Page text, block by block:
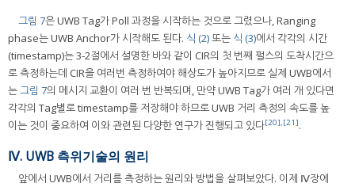
그림 7은 UWB Tag가 Poll 과정을 시작하는 것으로 그렸으나, Ranging
phase는 UWB Anchor가 시작해도 된다. 식 (2)또는 식 (3)에서 각각의 시간
(timestamp)는 3-2절에서 설명한 바와 같이 CIR의 첫 번째 펄스의 도착시간으
로 측정하는데 CIR을 여러번 측정하여야 해상도가 높아지므로 실제 UWB에서
는그림 7의 메시지 교환이 여러 번 반복되며, 만약 UWB Tag가 여러 개 있다면
각각의 Tag별로 timestamp를 저장해야 하므로 UWB 거리 측정의 속도를 높
이는 것이 중요하여 이와 관련된 다양한 연구가 진행되고 있다[20],[21].
Ⅳ. UWB 측위기술의 원리
앞에서 UWB에서 거리를 측정하는 원리와 방법을 살펴보았다. 이제 Ⅳ장에